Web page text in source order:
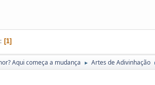
1
Aqui começa a mudança ► Artes de Adivinhação